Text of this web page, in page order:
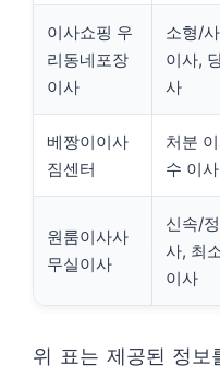
이사쇼핑 우
리동네포장
이사
소형/
이사,
사
베짱이이사
짐센터
처분
수 이사
원룸이사사
무실이사
신속/
사, 최
이사
위 표는 제공된 정보